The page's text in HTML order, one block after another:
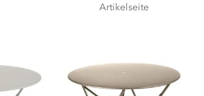
Artikelseite